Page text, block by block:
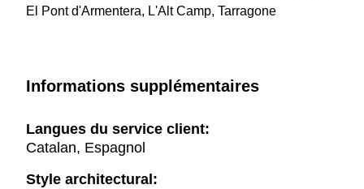
El Pont d'Armentera, L'Alt Camp, Tarragone
Informations supplémentaires
Langues du service client:
Catalan, Espagnol
Style architectural: